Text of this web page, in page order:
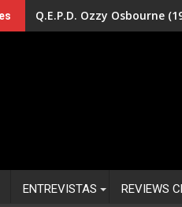
Q.E.P.D. Ozzy Osbourne
ENTREVISTAS REVIEWS